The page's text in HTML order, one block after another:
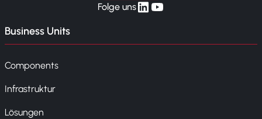
Folge unslinkedin
yt
Business Units
Components
Infrastruktur
Lösungen